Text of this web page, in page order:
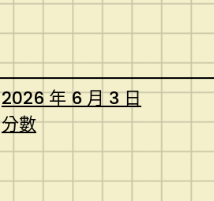
2026 年 6 月 3 日
分數